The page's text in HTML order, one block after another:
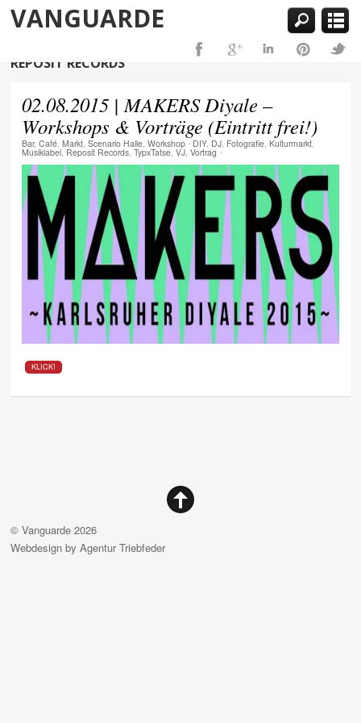
VANGUARDE
REPOSIT RECORDS
02.08.2015 | MAKERS Diyale –
Workshops & Vorträge (Eintritt frei!)
Bar,Café,Markt,Scenario Halle,Workshop ⋅ DIY, DJ, Fotografie,Kulturmarkt,
Musiklabel, Reposit Records,TypxTatse,VJ,Vortrag ⋅
KLICK!
©Vanguarde 2026
Webdesign byAgentur Triebfeder